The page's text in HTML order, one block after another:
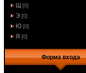
Щ [0]
Э [0]
Ю [0]
Я [0]
Форма входа